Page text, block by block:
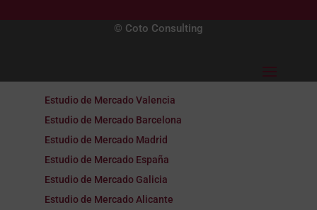
© Coto Consulting
Estudio de Mercado Valencia
Estudio de Mercado Barcelona
Estudio de Mercado Madrid
Estudio de Mercado España
Estudio de Mercado Galicia
Estudio de Mercado Alicante